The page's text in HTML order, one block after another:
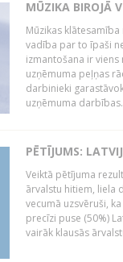
MŪZIKA BIROJĀ
Mūzikas
vadība par to īpaši
izmantošana ir
uzņēmuma peļņas
darbinieki
uzņēmuma
PĒTĪJUMS:
Veiktā pētījuma
ārvalstu hitiem, liela
vecumā uzsvēruši,
precīzi puse (50%)
vairāk klausās